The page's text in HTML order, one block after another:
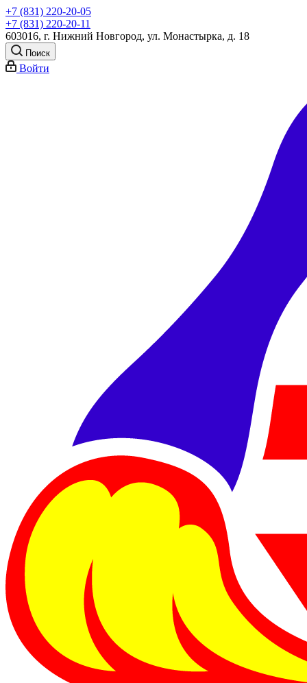
+7 (831) 220-20-05
+7 (831) 220-20-11
603016, г. Нижний Новгород, ул. Монастырка, д. 18
Поиск
Войти